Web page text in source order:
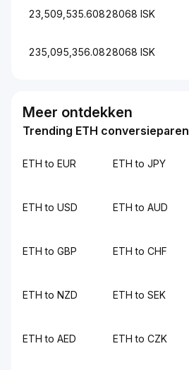
23,509,535.60828068 ISK
235,095,356.0828068 ISK
Meer ontdekken
Trending ETH conversieparen
ETH to EUR ETH to JPY
ETH to USD ETH to AUD
ETH to GBP ETH to CHF
ETH to NZD ETH to SEK
ETH to AED ETH to CZK